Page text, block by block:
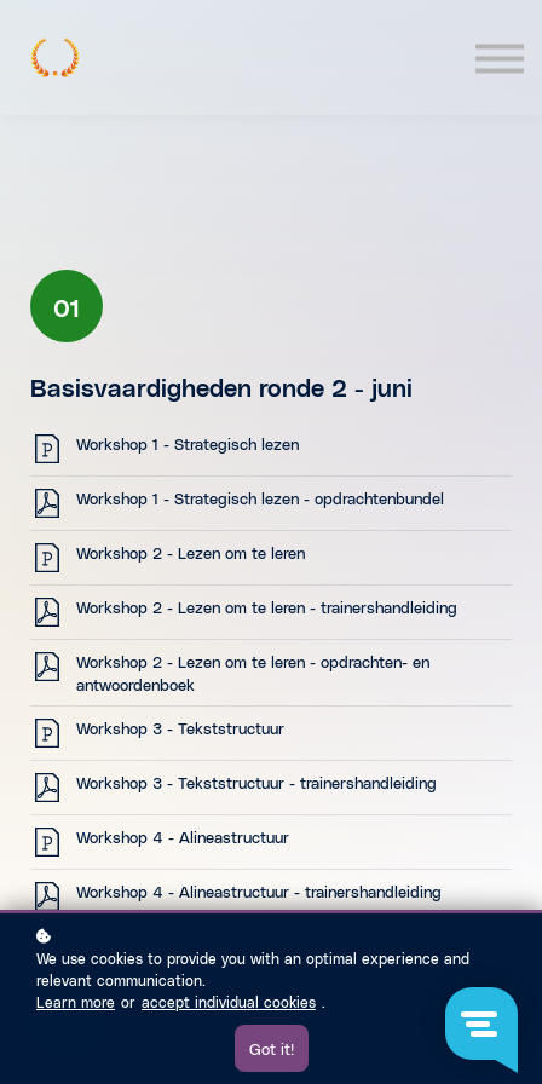
01
Basisvaardigheden ronde 2 - juni
Workshop 1 - Strategisch lezen
Workshop 1 - Strategisch lezen - opdrachtenbundel
Workshop 2 - Lezen om te leren
Workshop 2 - Lezen om te leren - trainershandleiding
Workshop 2 - Lezen om te leren - opdrachten- en
antwoordenboek
Workshop 3 - Tekststructuur
Workshop 3 - Tekststructuur - trainershandleiding
Workshop 4 - Alineastructuur
Workshop 4 - Alineastructuur - trainershandleiding
02
We use cookies to provide you with an optimal experience and
relevant communication.
Learn more or accept individual cookies .
Got it!